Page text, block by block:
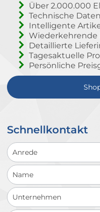
Über 2.000.000
Technische
Intelligente
Wiederkehrende
Detaillierte
Tagesaktuelle
Persönliche
Schnellkontakt
Schnellkontakt